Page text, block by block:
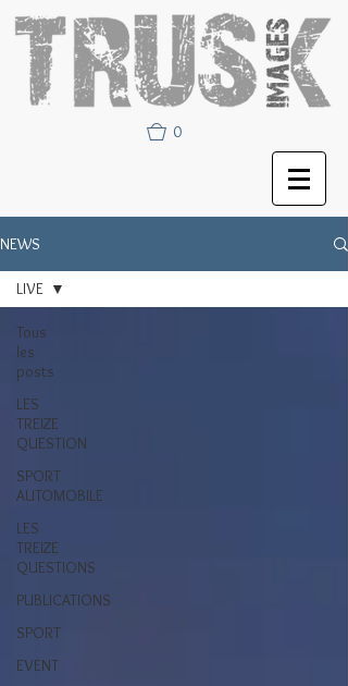
0
NEWS
Tous
les
posts
LES
TREIZE
QUESTION
SPORT
AUTOMOBILE
LES
TREIZE
QUESTIONS
PUBLICATIONS
SPORT
EVENT
LIVE